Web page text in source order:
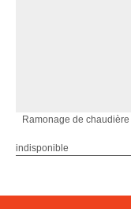
Ramonage de
indisponible